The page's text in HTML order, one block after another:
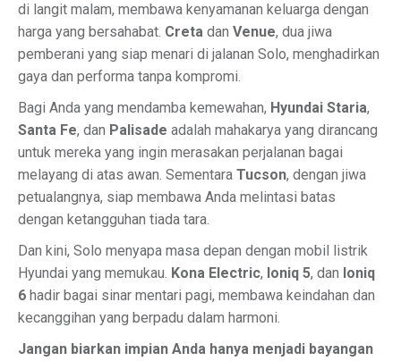
di langit malam, membawa kenyamanan keluarga dengan
harga yang bersahabat. Creta dan Venue, dua jiwa
pemberani yang siap menari di jalanan Solo, menghadirkan
gaya dan performa tanpa kompromi.
Bagi Anda yang mendamba kemewahan, Hyundai Staria,
Santa Fe, dan Palisade adalah mahakarya yang dirancang
untuk mereka yang ingin merasakan perjalanan bagai
melayang di atas awan. Sementara Tucson, dengan jiwa
petualangnya, siap membawa Anda melintasi batas
dengan ketangguhan tiada tara.
Dan kini, Solo menyapa masa depan dengan mobil listrik
Hyundai yang memukau. Kona Electric, Ioniq 5, dan Ioniq
6 hadir bagai sinar mentari pagi, membawa keindahan dan
kecanggihan yang berpadu dalam harmoni.
Jangan biarkan impian Anda hanya menjadi bayangan